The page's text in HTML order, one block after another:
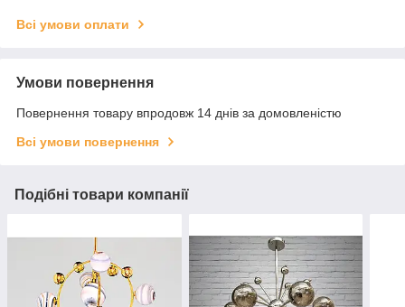
Всі умови оплати
Умови повернення
Повернення товару впродовж 14 днів за домовленістю
Всі умови повернення
Подібні товари компанії